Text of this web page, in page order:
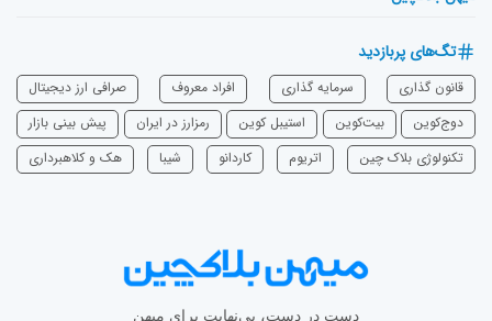
تگ‌های پربازدید
قانون گذاری سرمایه‌ گذاری افراد معروف
صرافی ارز دیجیتال
دوج‌کوین
بیت‌کوین استیبل کوین رمزارز در ایران
پیش بینی بازار
تکنولوژی بلاک چین
اتریوم ‌کاردانو شیبا هک و کلاهبرداری
دست در دست، بی‌نهایت برای میهن